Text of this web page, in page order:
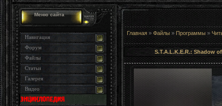
Меню сайта
Навигация
Форум
Файлы
Статьи
Галерея
Видео
Главная » Файлы » Программы »
S.T.A.L.K.E.R.: Shadow